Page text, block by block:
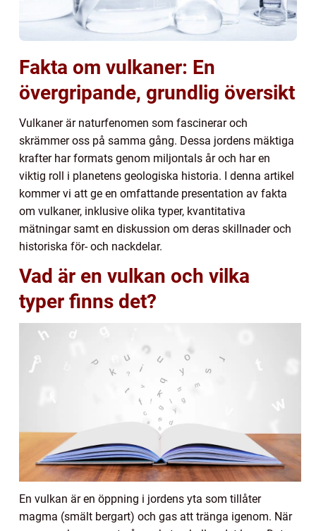
Fakta om vulkaner: En
övergripande, grundlig översikt
Vulkaner är naturfenomen som fascinerar och
skrämmer oss på samma gång. Dessa jordens mäktiga
krafter har formats genom miljontals år och har en
viktig roll i planetens geologiska historia. I denna artikel
kommer vi att ge en omfattande presentation av fakta
om vulkaner, inklusive olika typer, kvantitativa
mätningar samt en diskussion om deras skillnader och
historiska för- och nackdelar.
Vad är en vulkan och vilka
typer finns det?
En vulkan är en öppning i jordens yta som tillåter
magma (smält bergart) och gas att tränga igenom. När